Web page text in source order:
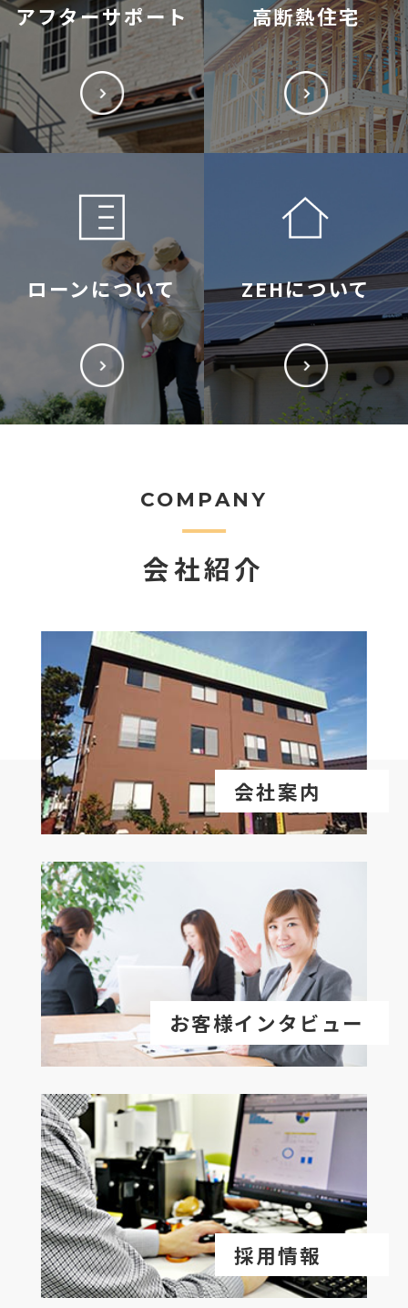
アフターサポート 高断熱住宅
ローンについて ZEHについて
COMPANY
会社紹介
会社案内
お客様インタビュー
採用情報